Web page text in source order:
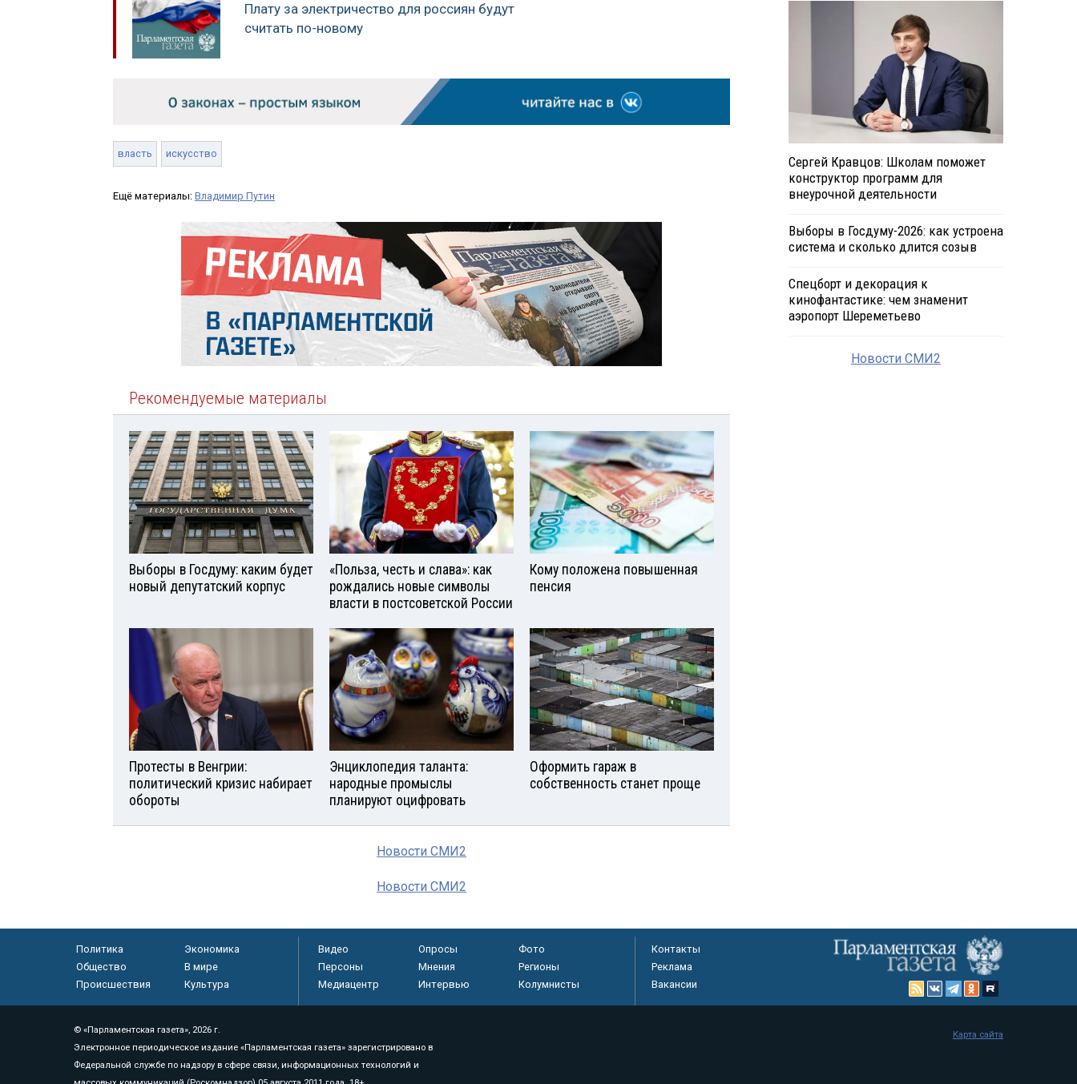
Плату за электричество для россиян будут
считать по-новому
власть искусство
Ещё материалы: Владимир Путин
Рекомендуемые материалы
Выборы в Госдуму: каким будет
новый депутатский корпус
«Польза, честь и слава»: как
рождались новые символы
власти в постсоветской России
Кому положена повышенная
пенсия
Протесты в Венгрии:
политический кризис набирает
обороты
Энциклопедия таланта:
народные промыслы
планируют оцифровать
Оформить гараж в
собственность станет проще
Новости СМИ2
Новости СМИ2
Сергей Кравцов: Школам поможет
конструктор программ для
внеурочной деятельности
Выборы в Госдуму-2026: как устроена
система и сколько длится созыв
Спецборт и декорация к
кинофантастике: чем знаменит
аэропорт Шереметьево
Новости СМИ2
Политика
Экономика
Общество
В мире
Происшествия
Культура
Видео Опросы
Фото
Персоны
Мнения
Регионы
Медиацентр
Интервью Колумнисты
Контакты
Реклама
Вакансии
© «Парламентская газета», 2026 г.
Электронное периодическое издание «Парламентская газета» зарегистрировано в
Федеральной службе по надзору в сфере связи, информационных технологий и
Карта сайта